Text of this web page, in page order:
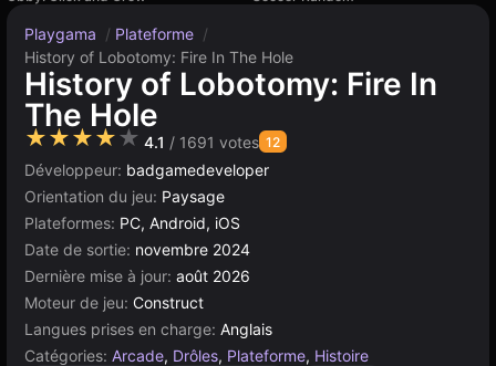
Playgama / Plateforme /
History of Lobotomy: Fire In The Hole
History of Lobotomy: Fire In
The Hole
★★★★★ 4.1 / 1691 votes 12
Développeur: badgamedeveloper
Orientation du jeu: Paysage
Plateformes: PC, Android, iOS
Date de sortie: novembre 2024
Dernière mise à jour: août 2026
Moteur de jeu: Construct
Langues prises en charge: Anglais
Catégories: Arcade, Drôles, Plateforme, Histoire